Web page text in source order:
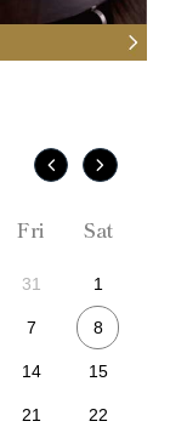
Fri Sat
31 1
7 8
14 15
21 22